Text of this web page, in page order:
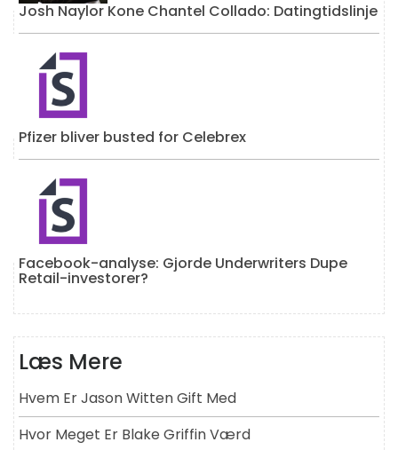
Josh Naylor Kone Chantel Collado: Datingtidslinje
Pfizer bliver busted for Celebrex
Facebook-analyse: Gjorde Underwriters Dupe
Retail-investorer?
Læs Mere
Hvem Er Jason Witten Gift Med
Hvor Meget Er Blake Griffin Værd